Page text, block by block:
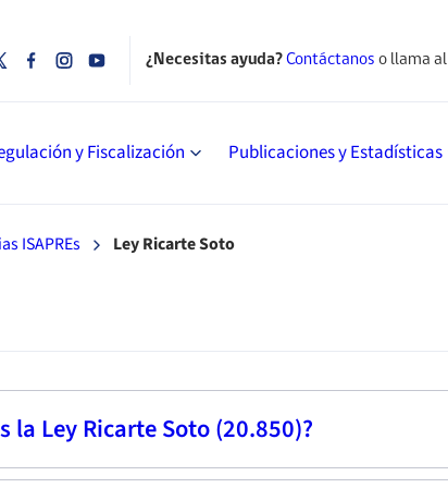
y Fiscalización Publicaciones y Estadísticas
¿Necesitas ayuda?Contáctanos o llama al
ISAPREs Ley Ricarte Soto
la Ley Ricarte Soto (20.850)?